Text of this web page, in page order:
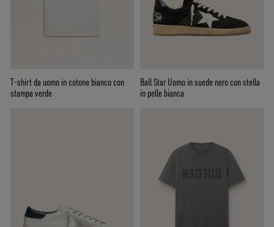
T-shirt da uomo in cotone bianco con
stampa verde
Ball Star Uomo in suede nero con stella
in pelle bianca